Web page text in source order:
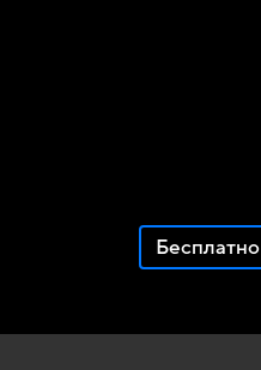
Бесплатно